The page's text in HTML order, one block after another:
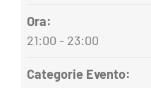
Ora:
21:00 - 23:00
Categorie Evento: